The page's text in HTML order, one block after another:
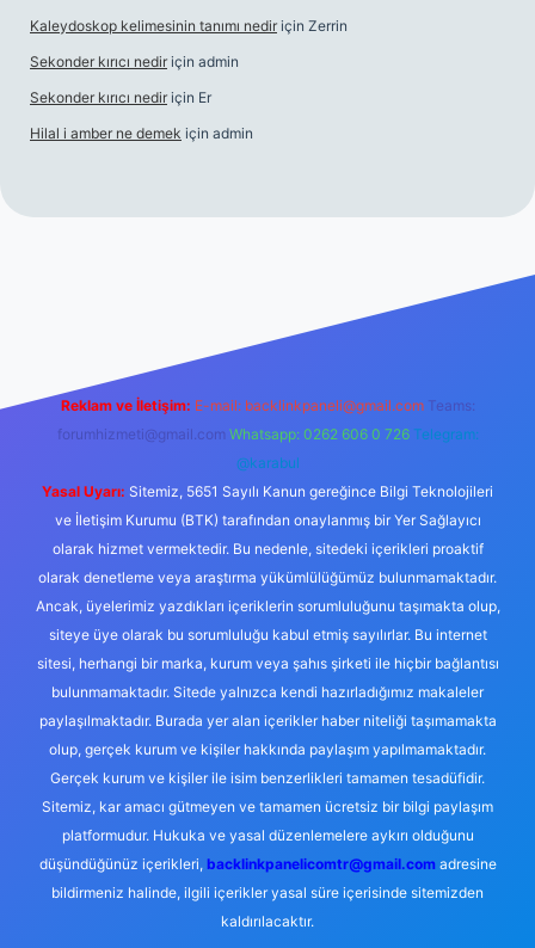
Kaleydoskop kelimesinin tanımı nedir için Zerrin
Sekonder kırıcı nedir için admin
Sekonder kırıcı nedir için Er
Hilal i amber ne demek için admin
Reklam ve İletişim: E-mail: backlinkpaneli@gmail.com Teams:
forumhizmeti@gmail.com Whatsapp: 0262 606 0 726 Telegram:
@karabul
Yasal Uyarı: Sitemiz, 5651 Sayılı Kanun gereğince Bilgi Teknolojileri
ve İletişim Kurumu (BTK) tarafından onaylanmış bir Yer Sağlayıcı
olarak hizmet vermektedir. Bu nedenle, sitedeki içerikleri proaktif
olarak denetleme veya araştırma yükümlülüğümüz bulunmamaktadır.
Ancak, üyelerimiz yazdıkları içeriklerin sorumluluğunu taşımakta olup,
siteye üye olarak bu sorumluluğu kabul etmiş sayılırlar. Bu internet
sitesi, herhangi bir marka, kurum veya şahıs şirketi ile hiçbir bağlantısı
bulunmamaktadır. Sitede yalnızca kendi hazırladığımız makaleler
paylaşılmaktadır. Burada yer alan içerikler haber niteliği taşımamakta
olup, gerçek kurum ve kişiler hakkında paylaşım yapılmamaktadır.
Gerçek kurum ve kişiler ile isim benzerlikleri tamamen tesadüfidir.
Sitemiz, kar amacı gütmeyen ve tamamen ücretsiz bir bilgi paylaşım
platformudur. Hukuka ve yasal düzenlemelere aykırı olduğunu
düşündüğünüz içerikleri, backlinkpanelicomtr@gmail.comadresine
bildirmeniz halinde, ilgili içerikler yasal süre içerisinde sitemizden
kaldırılacaktır.